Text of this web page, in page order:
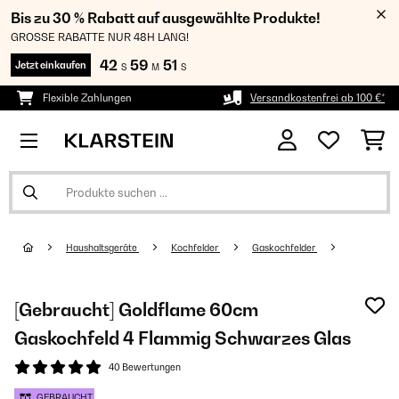
Bis zu 30 % Rabatt auf ausgewählte Produkte!
GROSSE RABATTE NUR 48H LANG!
Jetzt einkaufen 42 S 59 M 51 S
Flexible Zahlungen Versandkostenfrei ab 100 €*
Haushaltsgeräte Kochfelder Gaskochfelder
[Gebraucht] Goldflame 60cm
Gaskochfeld 4 Flammig Schwarzes Glas
40 Bewertungen